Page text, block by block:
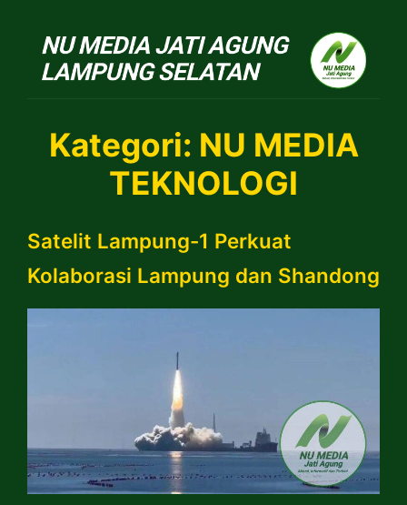
NU
Kategori: NU MEDIA
TEKNOLOGI
Satelit Lampung-1 Perkuat
Kolaborasi Lampung dan Shandong